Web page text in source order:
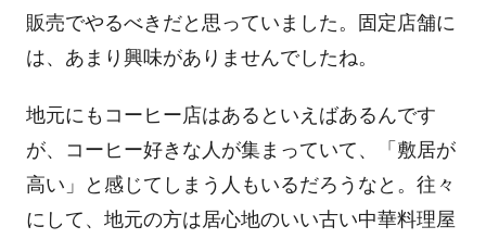
販売でやるべきだと思っていました。固定店舗に
は、あまり興味がありませんでしたね。
地元にもコーヒー店はあるといえばあるんです
が、コーヒー好きな人が集まっていて、「敷居が
高い」と感じてしまう人もいるだろうなと。往々
にして、地元の方は居心地のいい古い中華料理屋